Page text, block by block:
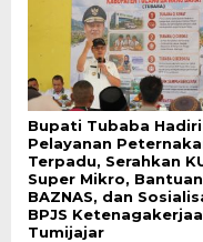
Bupati Tubaba Hadiri
Pelayanan
Terpadu, Serahkan
Super Mikro, Bantuan
BAZNAS, dan
BPJS
Tumijajar